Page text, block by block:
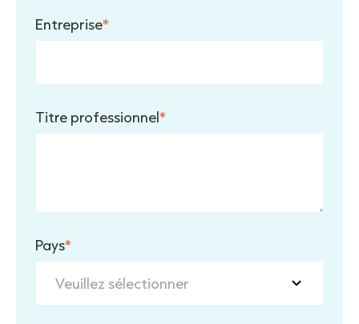
Entreprise*
Titre professionnel*
Pays*